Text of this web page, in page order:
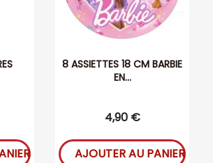
8 ASSIETTES 18 CM BARBIE
EN...
4,90 €
AJOUTER AU PANIER